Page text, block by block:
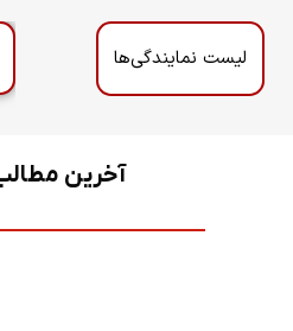
لیست نمایندگی‌ها
آخرین